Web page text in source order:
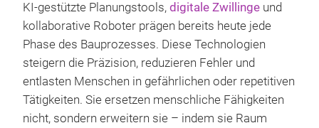
KI-gestützte Planungstools, digitale Zwillinge und
kollaborative Roboter prägen bereits heute jede
Phase des Bauprozesses. Diese Technologien
steigern die Präzision, reduzieren Fehler und
entlasten Menschen in gefährlichen oder repetitiven
Tätigkeiten. Sie ersetzen menschliche Fähigkeiten
nicht, sondern erweitern sie – indem sie Raum